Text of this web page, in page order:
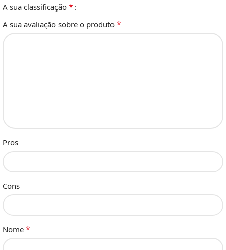
A sua classificação *
A sua avaliação sobre o produto *
Pros
Cons
Nome *